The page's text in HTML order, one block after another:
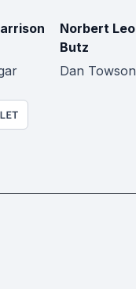
Norbert Leo
Butz
Dan Towson